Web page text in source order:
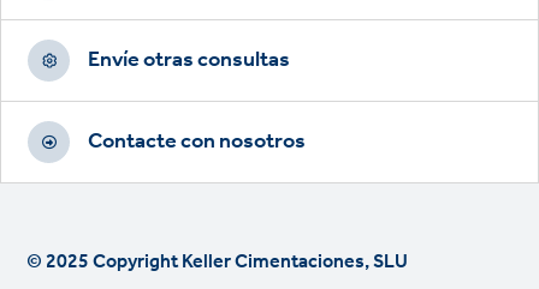
Envíe otras consultas
Contacte con nosotros
© 2025 Copyright Keller Cimentaciones, SLU